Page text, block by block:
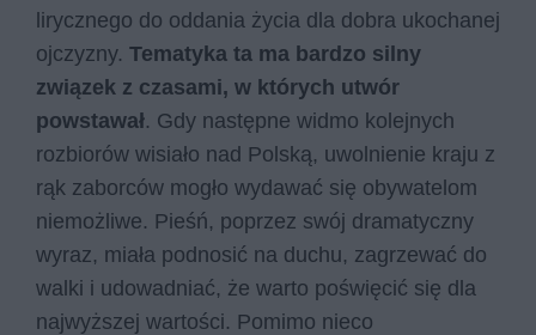
lirycznego do oddania życia dla dobra ukochanej
ojczyzny. Tematyka ta ma bardzo silny
związek z czasami, w których utwór
powstawał. Gdy następne widmo kolejnych
rozbiorów wisiało nad Polską, uwolnienie kraju z
rąk zaborców mogło wydawać się obywatelom
niemożliwe. Pieśń, poprzez swój dramatyczny
wyraz, miała podnosić na duchu, zagrzewać do
walki i udowadniać, że warto poświęcić się dla
najwyższej wartości. Pomimo nieco